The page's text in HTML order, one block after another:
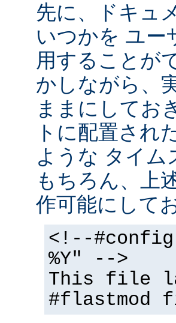
先に、ドキュ
いつかを ユー
用することが
かしながら、
ままにしてお
トに配置され
ような タイム
もちろん、上
作可能にして
<!--#config
%Y" -->
This file
#flastmod